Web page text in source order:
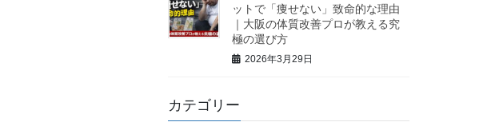
ットで「痩せない」致命的な理由
｜大阪の体質改善プロが教える究
極の選び方
2026年3月29日
カテゴリー